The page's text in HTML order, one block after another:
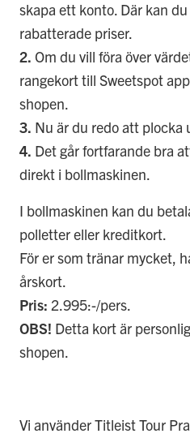
skapa ett konto. Där kan
rabatterade priser.
2. Om du vill föra över
rangekort till Sweetspot
shopen.
3. Nu är du redo att plocka
4. Det går fortfarande bra
direkt i bollmaskinen.
I bollmaskinen kan du
polletter eller kreditkort.
För er som tränar mycket,
årskort.
Pris: 2.995:-/pers.
OBS! Detta kort är
shopen.
Vi använder Titleist Tour